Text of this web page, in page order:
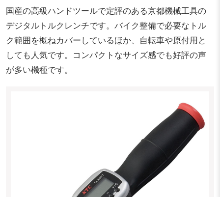
国産の高級ハンドツールで定評のある京都機械工具の
デジタルトルクレンチです。バイク整備で必要なトル
ク範囲を概ねカバーしているほか、自転車や原付用と
しても人気です。コンパクトなサイズ感でも好評の声
が多い機種です。